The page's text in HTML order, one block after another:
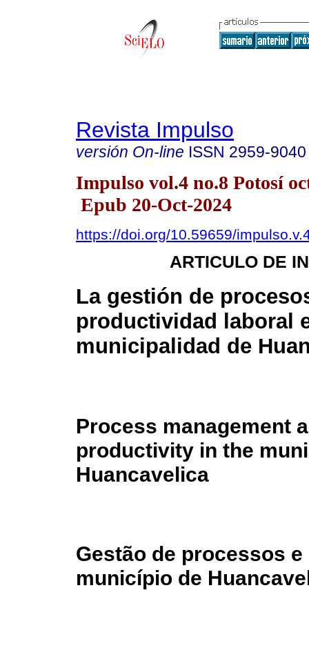
Revista Impulso
versión On-line ISSN 2959-9040
Impulso vol.4 no.8 Potosí
Epub 20-Oct-2024
https://doi.org/10.59659/
ARTICULO DE
La gestión de
productividad laboral
municipalidad de
Process management
productivity in the
Huancavelica
Gestão de processos
município de